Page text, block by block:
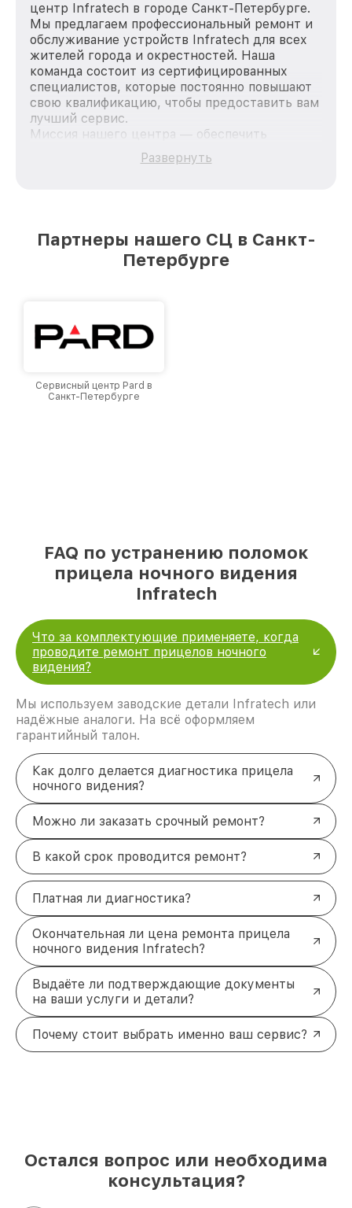
центр Infratech в городе Санкт-Петербурге.
Мы предлагаем профессиональный ремонт и
обслуживание устройств Infratech для всех
жителей города и окрестностей. Наша
команда состоит из сертифицированных
специалистов, которые постоянно повышают
свою квалификацию, чтобы предоставить вам
лучший сервис.
Миссия нашего центра — обеспечить
качественный и доступный ремонт для
каждого пользователя продукции Infratech,
лучшим сервисным центром Infratech в
городе Санкт-Петербурге, постоянно
Развернуть
Партнеры нашего СЦ в Санкт-
Петербурге
Сервисный центр Pard в
Санкт-Петербурге
FAQ по устранению поломок
прицела ночного видения
Infratech
Что за комплектующие применяете, когда
проводите ремонт прицелов ночного
видения?
Мы используем заводские детали Infratech или
надёжные аналоги. На всё оформляем
гарантийный талон.
Как долго делается диагностика прицела
ночного видения?
Можно ли заказать срочный ремонт?
В какой срок проводится ремонт?
Платная ли диагностика?
Окончательная ли цена ремонта прицела
ночного видения Infratech?
Выдаёте ли подтверждающие документы
на ваши услуги и детали?
Почему стоит выбрать именно ваш сервис?
Остался вопрос или необходима
консультация?